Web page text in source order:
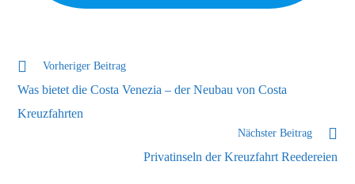
Weitere
ansehen
Vorheriger Beitrag
Was bietet die Costa Venezia – der Neubau von Costa
Kreuzfahrten
Nächster Beitrag
Privatinseln der Kreuzfahrt Reedereien